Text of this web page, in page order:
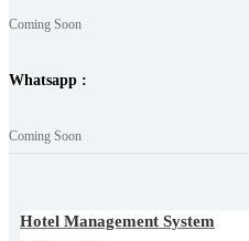
Coming Soon
Whatsapp :
Coming Soon
Hotel Management System